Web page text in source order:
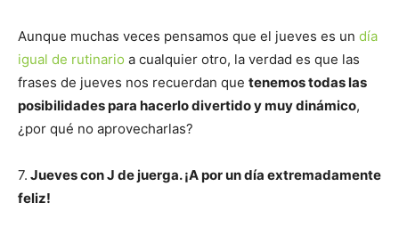
Aunque muchas veces pensamos que el jueves es un día
igual de rutinario a cualquier otro, la verdad es que las
frases de jueves nos recuerdan que tenemos todas las
posibilidades para hacerlo divertido y muy dinámico,
¿por qué no aprovecharlas?
7. Jueves con J de juerga. ¡A por un día extremadamente
feliz!